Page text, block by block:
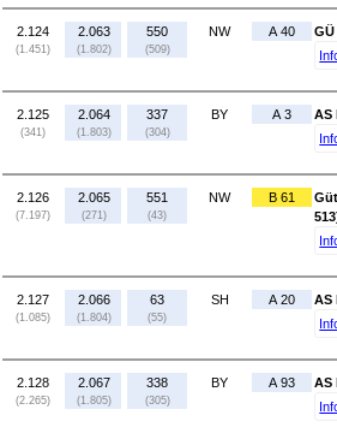
2.124
(1.451)
2.063
(1.802)
550
(509)
NW A 40
2.125
(341)
2.064
(1.803)
337
(304)
BY A 3
AS
2.126
(7.197)
2.065
(271)
551
(43)
NW B 61
2.127
(1.085)
2.066
(1.804)
63
(55)
SH A 20
AS
2.128
(2.265)
2.067
(1.805)
338
(305)
BY A 93
AS